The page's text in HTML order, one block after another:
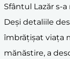
Sfântul Lazăr s-
Deși detaliile
îmbrățișat viața
mănăstire, a